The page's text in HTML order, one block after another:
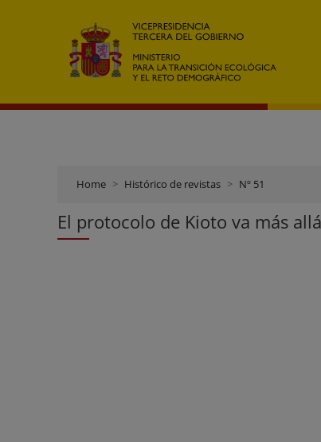
Home Histórico de revistas Nº 51
El protocolo de Kioto va más allá